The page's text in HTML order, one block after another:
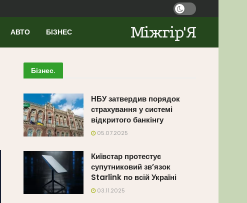
АВТО БІЗНЕС Міжгір'Я
Бізнес.
НБУ затвердив порядок
страхування у системі
відкритого банкінгу
05.07.2025
Київстар протестує
супутниковий зв’язок
Starlink по всій Україні
03.11.2025